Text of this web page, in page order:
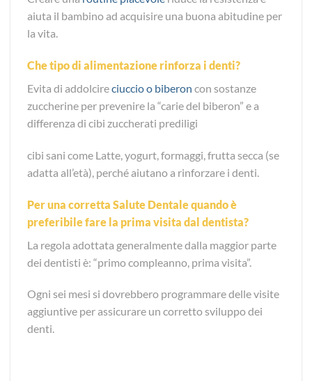
aiuta il bambino ad acquisire una buona abitudine per
la vita.
Che tipo di alimentazione rinforza i denti?
Evita di addolcireciuccio o biberon con sostanze
zuccherine per prevenire la “carie del biberon” e a
differenza di cibi zuccherati prediligi
cibi sani come Latte, yogurt, formaggi, frutta secca (se
adatta all’età), perché aiutano a rinforzare i denti.
Per una corretta Salute Dentale quando è
preferibile fare la prima visita dal dentista?
La regola adottata generalmente dalla maggior parte
dei dentisti è: “primo compleanno, prima visita”.
Ogni sei mesi si dovrebbero programmare delle visite
aggiuntive per assicurare un corretto sviluppo dei
denti.